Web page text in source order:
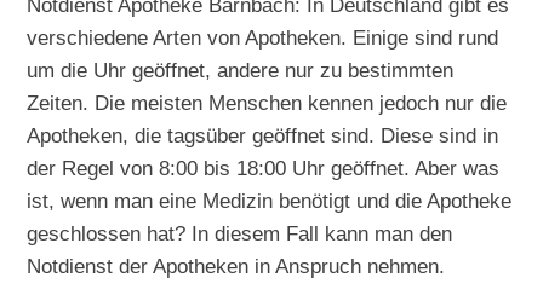
Notdienst Apotheke Bärnbach: In Deutschland gibt es
verschiedene Arten von Apotheken. Einige sind rund
um die Uhr geöffnet, andere nur zu bestimmten
Zeiten. Die meisten Menschen kennen jedoch nur die
Apotheken, die tagsüber geöffnet sind. Diese sind in
der Regel von 8:00 bis 18:00 Uhr geöffnet. Aber was
ist, wenn man eine Medizin benötigt und die Apotheke
geschlossen hat? In diesem Fall kann man den
Notdienst der Apotheken in Anspruch nehmen.